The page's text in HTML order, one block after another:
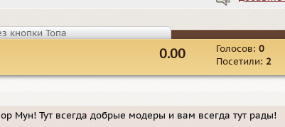
кнопки Топа
Голосов: 0
Посетили: 2
0.00
Мун! Тут всегда добрые модеры и вам всегда тут рады!